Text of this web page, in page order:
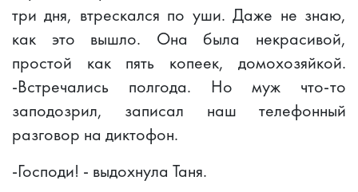
три дня, втрескался по уши. Даже не знаю,
как это вышло. Она была некрасивой,
простой как пять копеек, домохозяйкой.
-Встречались полгода. Но муж что-то
заподозрил, записал наш телефонный
разговор на диктофон.
-Господи! - выдохнула Таня.